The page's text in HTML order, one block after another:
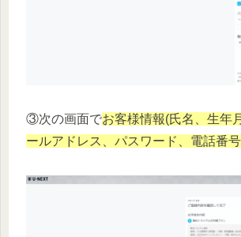
③次の画面でお客様情報(氏名、生年
ールアドレス、パスワード、電話番